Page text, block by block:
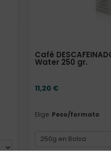
Café
Water 250 gr.
11,20 €
Elige: Peso/formato